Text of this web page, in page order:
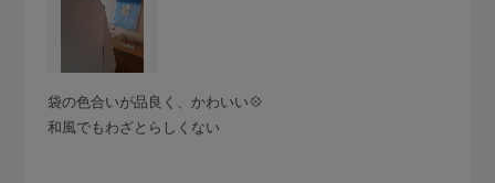
袋の色合いが品良く、かわいい💠
和風でもわざとらしくない